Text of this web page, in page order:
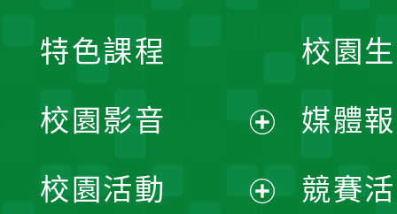
校園
媒體
競賽
特色課程
校園影音
校園活動